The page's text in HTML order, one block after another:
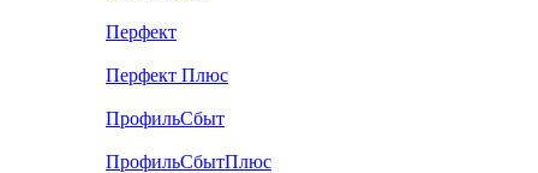
Перфект
Перфект Плюс
ПрофильСбыт
ПрофильСбытПлюс